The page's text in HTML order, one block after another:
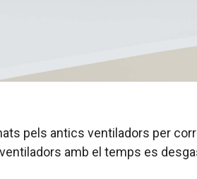
pels antics ventiladors per
amb el temps es